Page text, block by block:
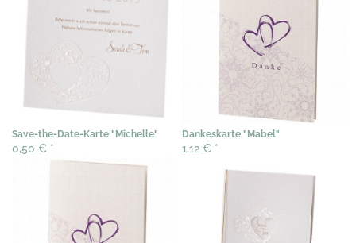
Save-the-Date-Karte "Michelle"
0,50 € *
Dankeskarte "Mabel"
1,12 € *